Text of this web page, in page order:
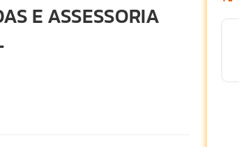
E ASSESSORIA